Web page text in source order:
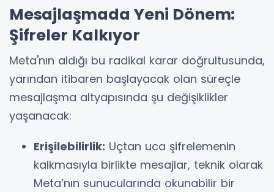
Mesajlaşmada Yeni Dönem:
Şifreler Kalkıyor
Meta'nın aldığı bu radikal karar doğrultusunda,
yarından itibaren başlayacak olan süreçle
mesajlaşma altyapısında şu değişiklikler
yaşanacak:
Erişilebilirlik: Uçtan uca şifrelemenin
kalkmasıyla birlikte mesajlar, teknik olarak
Meta’nın sunucularında okunabilir bir